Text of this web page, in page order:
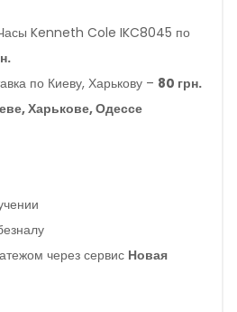
Kenneth Cole IKC8045 по
по Киеву, Харькову – 80 грн.
Харькове, Одессе
через сервис Новая